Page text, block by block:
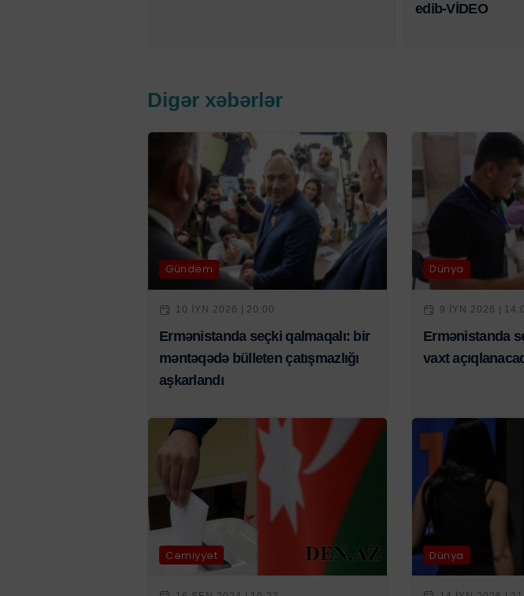
edib-VİDEO
Digər xəbərlər
Gündəm
10 IYN 2026 | 20:00
Ermənistanda seçki qalmaqalı: bir
məntəqədə bülleten çatışmazlığı
aşkarlandı
Dünya
9 IYN 2026 |
Ermənistanda
vaxt
Cəmiyyət Dünya